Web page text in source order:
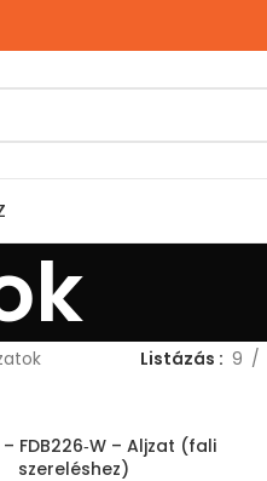
Listázás 9
– FDB226‑W – Aljzat (fali
szereléshez)